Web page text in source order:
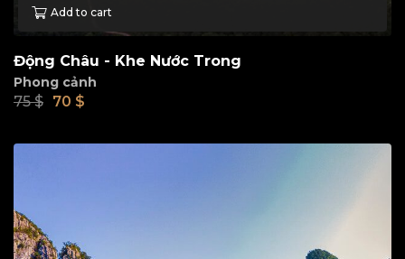
Add to cart
Động Châu - Khe Nước Trong
Phong cảnh
75$ 70 $